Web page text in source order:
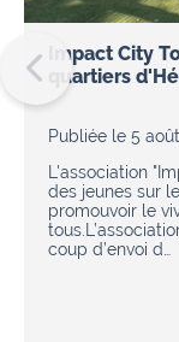
Impact City
quartiers
Publiée le 5
L'association
des jeunes sur
promouvoir le
coup d’envoi d…